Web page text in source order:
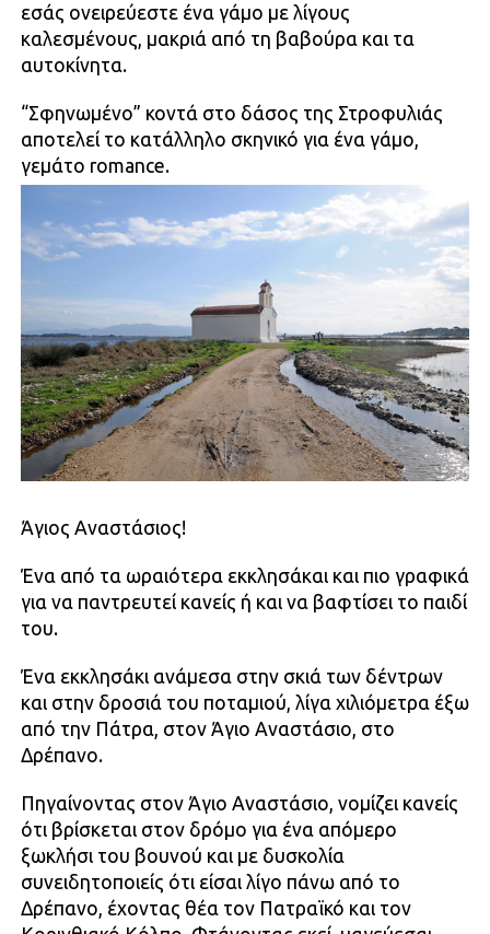
εσάς ονειρεύεστε ένα γάμο με λίγους
καλεσμένους, μακριά από τη βαβούρα και τα
αυτοκίνητα.
“Σφηνωμένο” κοντά στο δάσος της Στροφυλιάς
αποτελεί το κατάλληλο σκηνικό για ένα γάμο,
γεμάτο romance.
Άγιος Αναστάσιος!
Ένα από τα ωραιότερα εκκλησάκαι και πιο γραφικά
για να παντρευτεί κανείς ή και να βαφτίσει το παιδί
του.
Ένα εκκλησάκι ανάμεσα στην σκιά των δέντρων
και στην δροσιά του ποταμιού, λίγα χιλιόμετρα έξω
από την Πάτρα, στον Άγιο Αναστάσιο, στο
Δρέπανο.
Πηγαίνοντας στον Άγιο Αναστάσιο, νομίζει κανείς
ότι βρίσκεται στον δρόμο για ένα απόμερο
ξωκλήσι του βουνού και με δυσκολία
συνειδητοποιείς ότι είσαι λίγο πάνω από το
Δρέπανο, έχοντας θέα τον Πατραϊκό και τον